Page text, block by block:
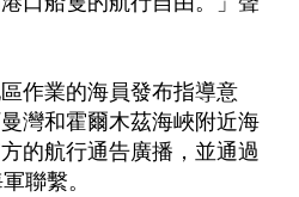
作業的海員發布指導意
灣和霍爾木茲海峽附近海
的航行通告廣播，並通過
聯繫。